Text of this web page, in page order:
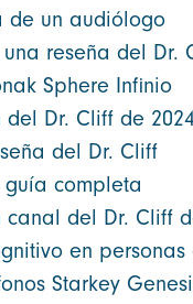
de un audiólogo
reseña del Dr.
Sphere Infinio
del Dr. Cliff de
del Dr. Cliff
completa
canal del Dr. Cliff
en
Starkey